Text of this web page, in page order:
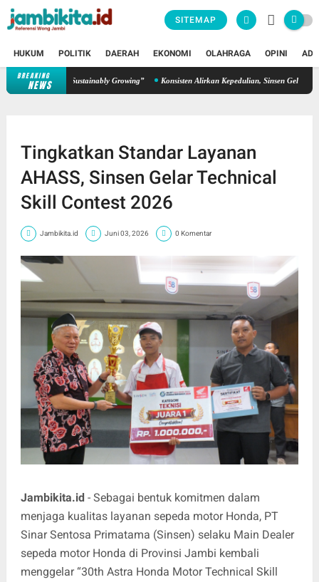
SITEMAP
HUKUM POLITIK DAERAH EKONOMI OLAHRAGA OPINI
BREAKING
NEWS Menapaki Usia 59 Tahun, Sinsen Teguhkan Semangat “Sustainably
Tingkatkan Standar Layanan
AHASS, Sinsen Gelar Technical
Skill Contest 2026
Jambikita.id Juni 03, 2026 0 Komentar
Jambikita.id- Sebagai bentuk komitmen dalam
menjaga kualitas layanan sepeda motor Honda, PT
Sinar Sentosa Primatama (Sinsen) selaku Main Dealer
sepeda motor Honda di Provinsi Jambi kembali
menggelar “30th Astra Honda Motor Technical Skill